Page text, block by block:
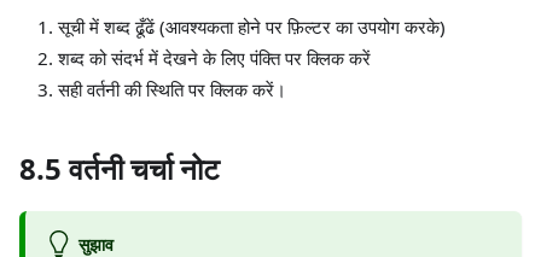
सूची में शब्द ढूँढें (आवश्यकता होने पर फ़िल्टर का उपयोग करके)
शब्द को संदर्भ में देखने के लिए पंक्ति पर क्लिक करें
सही वर्तनी की स्थिति पर क्लिक करें।
8.5 वर्तनी चर्चा नोट
सुझाव